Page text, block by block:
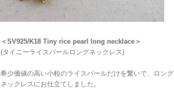
＜SV925/K18 Tiny rice pearl long necklace＞
(タイニーライスパールロングネックレス)
希少価値の高い小粒のライスパールだけを繋いで、ロング
ネックレスにお仕立てしました。